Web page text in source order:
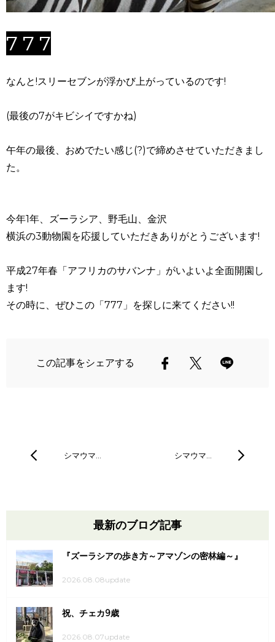
7 7 7
なんと!スリーセブンが浮かび上がっているのです!
(最後の7がキビシイですかね)
午年の最後、おめでたい感じ(?)で締めさせていただきまし
た。
今年1年、ズーラシア、野毛山、金沢
横浜の3動物園を応援していただきありがとうございます!
平成27年春「アフリカのサバンナ」がいよいよ全面開園し
ます!
その時に、ぜひこの「777」を探しに来てください!!
この記事をシェアする
シマウマ… シマウマ…
最新のブログ記事
『ズーラシアの歩き方～アマゾンの密林編～』
2026.08.08update
祝、チェカ9歳
2026.08.07update